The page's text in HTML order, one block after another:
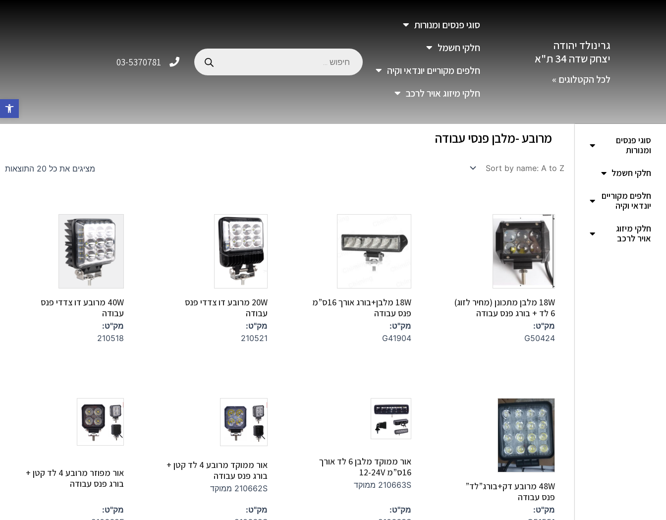
פתח
גרינולד יהודה
יצחק שדה 34 ת"א
לכל הקטלוגים »
סוגי פנסים ומנורות
חלקי חשמל
חלפים מקוריים יונדאי וקיה
חלקי מיזוג אויר לרכב
03-5370781
סוגי פנסים
ומנורות
חלקי חשמל
חלפים מקוריים
יונדאי וקיה
חלקי מיזוג
אויר לרכב
מרובע -מלבן פנסי עבודה
מציגים את כל ⁦20⁩ התוצאות
18W מלבן מתכונן (מחיר לזוג)
6 לד + בורג פנס עבודה
מק"ט:
G50424
18W מלבן+בורג אורך 16ס”מ
פנס עבודה
מק"ט:
G41904
20W מרובע דו צדדי פנס
עבודה
מק"ט:
210521
40W מרובע דו צדדי פנס
עבודה
מק"ט:
210518
48W מרובע דק+בורג”לד”
פנס עבודה
מק"ט:
אור ממוקד מלבן 6 לד אורך
16ס”מ 12-24V
210663S ממוקד
מק"ט:
אור ממוקד מרובע 4 לד קטן +
בורג פנס עבודה
210662S ממוקד
מק"ט:
אור מפוזר מרובע 4 לד קטן +
בורג פנס עבודה
מק"ט: